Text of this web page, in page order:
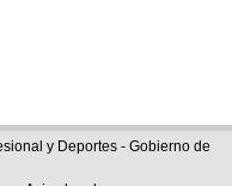
y Deportes - Gobierno de